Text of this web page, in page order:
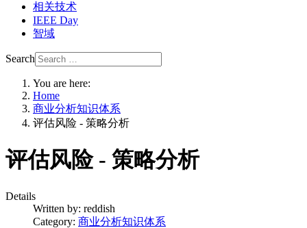
相关技术
IEEE Day
智域
Search
You are here:
Home
商业分析知识体系
评估风险 - 策略分析
评估风险 - 策略分析
Details
Written by: reddish
Category: 商业分析知识体系